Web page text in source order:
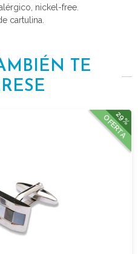
nickel-free.
cartulina.
TE
29%
OFERTA